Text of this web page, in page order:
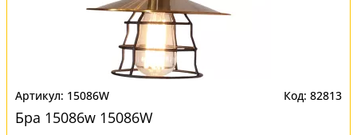
15086W 82813
Бра 15086w 15086W